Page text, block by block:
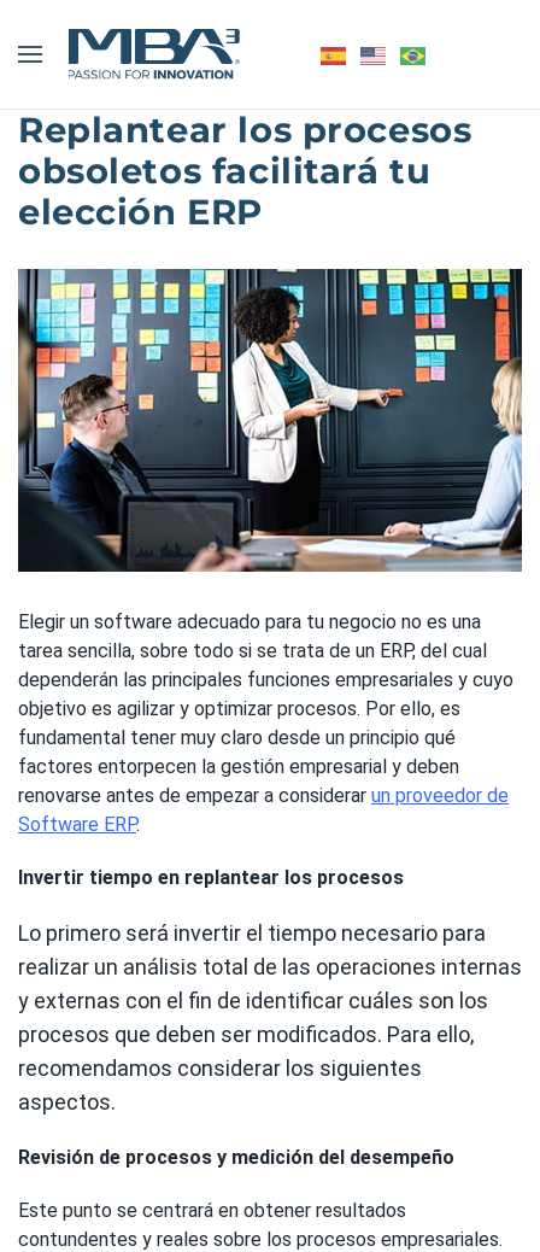
Replantear los procesos
obsoletos facilitará tu
elección ERP
Elegir un software adecuado para tu negocio no es una
tarea sencilla, sobre todo si se trata de un ERP, del cual
dependerán las principales funciones empresariales y cuyo
objetivo es agilizar y optimizar procesos. Por ello, es
fundamental tener muy claro desde un principio qué
factores entorpecen la gestión empresarial y deben
renovarse antes de empezar a considerar un proveedor de
Software ERP.
Invertir tiempo en replantear los procesos
Lo primero será invertir el tiempo necesario para
realizar un análisis total de las operaciones internas
y externas con el fin de identificar cuáles son los
procesos que deben ser modificados. Para ello,
recomendamos considerar los siguientes
aspectos.
Revisión de procesos y medición del desempeño
Este punto se centrará en obtener resultados
contundentes y reales sobre los procesos empresariales.